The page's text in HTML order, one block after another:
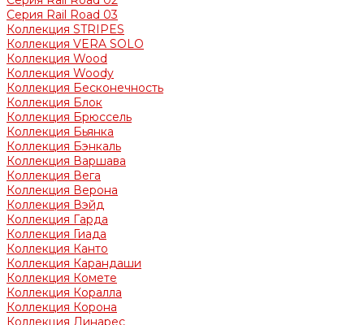
Серия Rail Road 03
Коллекция STRIPES
Коллекция VERA SOLO
Коллекция Wood
Коллекция Woody
Коллекция Бесконечность
Коллекция Блок
Коллекция Брюссель
Коллекция Бьянка
Коллекция Бэнкаль
Коллекция Варшава
Коллекция Вега
Коллекция Верона
Коллекция Вэйд
Коллекция Гарда
Коллекция Гиада
Коллекция Канто
Коллекция Карандаши
Коллекция Комете
Коллекция Коралла
Коллекция Корона
Коллекция Линарес